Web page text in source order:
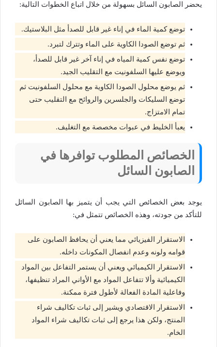
يحضر الصابون السائل بسهولة من خلال اتباع الخطوات التالية:
توضع كمية الماء في إناء غير قابل للصدأ مثل البلاستيك.
ثم توضع الصودا الكاوية على الماء وتترك لتبرد.
توضع نفس كمية المياه في إناء آخر غير قابل للصدأ،
ويوضع عليها السلفونيت مع التقليب الجيد.
ثم يوضع محلول الصودا الكاوية مع محلول السلفونيت ثم
توضع السليكات والجلسرين والروائح مع التقليب حتى
تمام الامتزاج.
يعبأ الخليط في عبوات مخصصة مع التغليف.
الخصائص المطلوب توافرها في
الصابون السائل
يوجد بعض الخصائص التي يجب أن يتميز بها الصابون السائل
للتأكد من جودته، وهذه الخصائص تتمثل في:
الاستقرار الفيزيائي مما يعني أن يحافظ الصابون على
قوامه ولونه وعدم انفصال المكونات داخله.
الاستقرار الكيميائي ويعني أن يستمر التفاعل بين المواد
الكيميائية وألا تتفاعل المواد مع الأواني المراد تنظيفها،
وفاعلية المادة الفعالة لأطول فترة ممكنة.
الاستقرار الاقتصادي ويشير إلى ثبات تكاليف شراء
المنتج، ولكن هذا يرجع إلى ثبات تكاليف شراء المواد
الخام.